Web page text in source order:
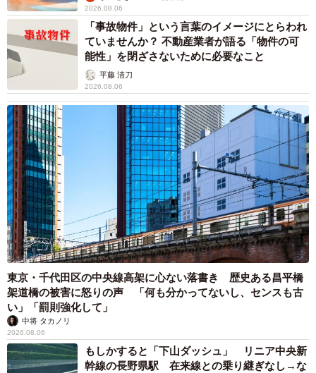
春子もトビ山さんの退職に『もったいない』と思うのであった(C) ぼのこ
アパレル業界のリアルな内側を描く『アパレる』の作者・
ぼのこさんに同作をつくったきっかけを聞きました。
「大変さ」だけではなく等身大の悩みや努力を見
て欲しい
―『アパレる』を描く上で意識していることはあります
か？
アパレルの世界は華やかなイメージを持たれやすい一方
で、実際には接客や在庫調整、売上管理といった地道な積
み重ねが欠かせません。作品を描く際には、そうした現実
をただ「大変さ」として描くのではなく、現場で働く人た
2026.08.06
「事故物件」という言葉のイメージにとらわれ
ていませんか？ 不動産業者が語る「物件の可
能性」を閉ざさないために必要なこと
平藤 清刀
2026.08.06
東京・千代田区の中央線高架に心ない落書き 歴史ある昌平橋
架道橋の被害に怒りの声 「何も分かってないし、センスも古
い」「罰則強化して」
中将 タカノリ
2026.08.06
もしかすると「下山ダッシュ」 リニア中央新
幹線の長野県駅 在来線との乗り継ぎなし→な